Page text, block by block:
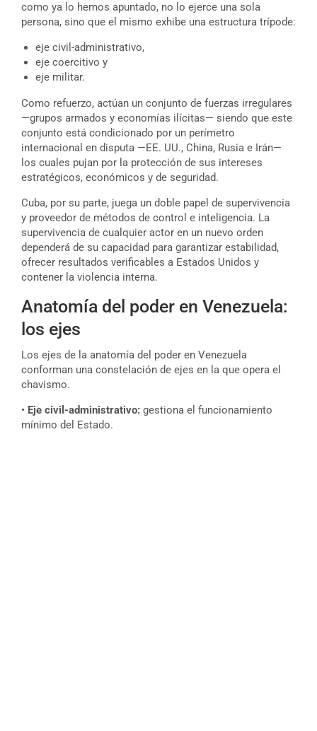
como ya lo hemos apuntado, no lo ejerce una sola
persona, sino que el mismo exhibe una estructura trípode:
eje civil-administrativo,
eje coercitivo y
eje militar.
Como refuerzo, actúan un conjunto de fuerzas irregulares
—grupos armados y economías ilícitas— siendo que este
conjunto está condicionado por un perímetro
internacional en disputa —EE. UU., China, Rusia e Irán—
los cuales pujan por la protección de sus intereses
estratégicos, económicos y de seguridad.
Cuba, por su parte, juega un doble papel de supervivencia
y proveedor de métodos de control e inteligencia. La
supervivencia de cualquier actor en un nuevo orden
dependerá de su capacidad para garantizar estabilidad,
ofrecer resultados verificables a Estados Unidos y
contener la violencia interna.
Anatomía del poder en Venezuela:
los ejes
Los ejes de la anatomía del poder en Venezuela
conforman una constelación de ejes en la que opera el
chavismo.
• Eje civil-administrativo: gestiona el funcionamiento
mínimo del Estado.